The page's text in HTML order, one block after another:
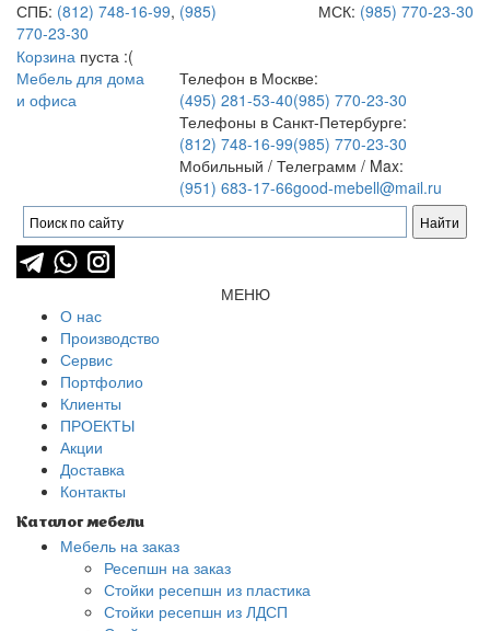
СПБ: (812) 748-16-99, (985)
770-23-30
МСК: (985) 770-23-30
Корзина пуста :(
Мебель для дома
и офиса
Телефон в Москве:
(495) 281-53-40(985) 770-23-30
Телефоны в Санкт-Петербурге:
(812) 748-16-99(985) 770-23-30
Мобильный / Телеграмм / Max:
(951) 683-17-66good-mebell@mail.ru
МЕНЮ
О нас
Производство
Сервис
Портфолио
Клиенты
ПРОЕКТЫ
Акции
Доставка
Контакты
Каталог мебели
Мебель на заказ
Ресепшн на заказ
Стойки ресепшн из пластика
Стойки ресепшн из ЛДСП